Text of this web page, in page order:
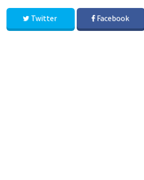
Twitter Facebook